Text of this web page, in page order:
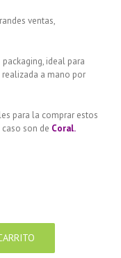
ventas,
ideal para
realizada a mano por
para la comprar estos
son de Coral.